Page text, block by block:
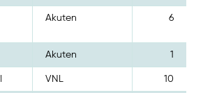
Akuten 6
Akuten 1
VNL 10